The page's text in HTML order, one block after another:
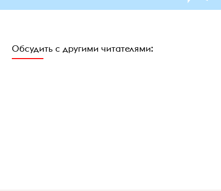
Обсудить с другими читателями: